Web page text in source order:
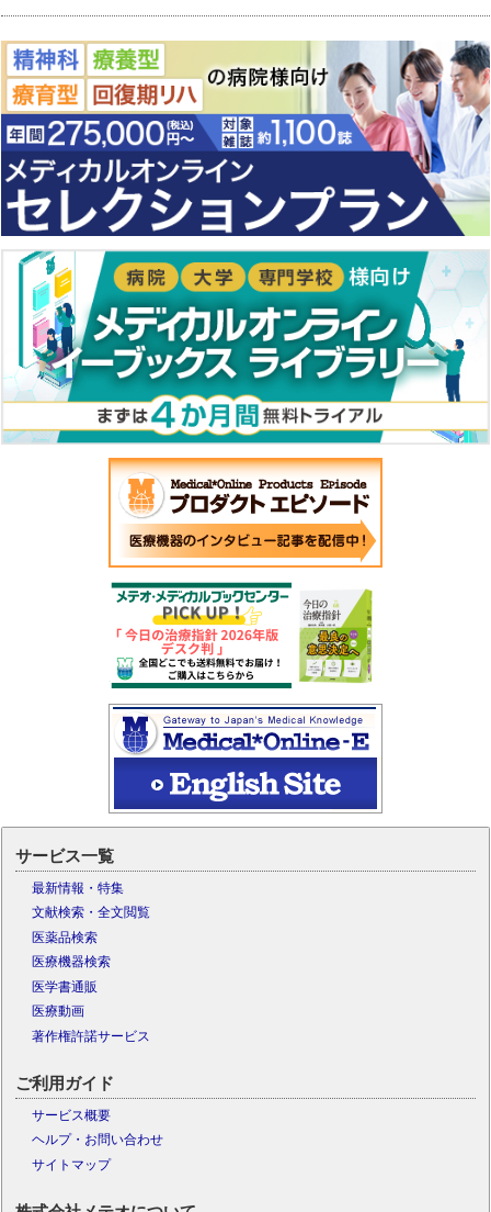
サービス一覧
最新情報・特集
文献検索・全文閲覧
医薬品検索
医療機器検索
医学書通販
医療動画
著作権許諾サービス
ご利用ガイド
サービス概要
ヘルプ・お問い合わせ
サイトマップ